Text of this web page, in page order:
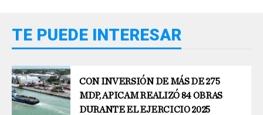
TE PUEDE INTERESAR
CON INVERSIÓN DE MÁS DE 275
MDP, APICAM REALIZÓ 84 OBRAS
DURANTE EL EJERCICIO 2025